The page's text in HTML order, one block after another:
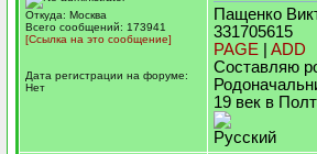
Откуда: Москва
Всего сообщений: 173941
[Ссылка на это сообщение]
Дата регистрации на форуме:
Нет
Пащенко
331705615
PAGE
ADD
Составляю
19 век в
Русский